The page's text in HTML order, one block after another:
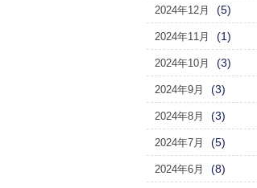
2024年12月 (5)
2024年11月 (1)
2024年10月 (3)
2024年9月 (3)
2024年8月 (3)
2024年7月 (5)
2024年6月 (8)